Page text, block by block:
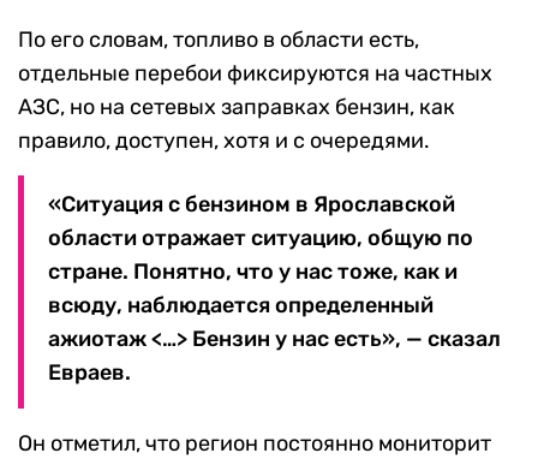
По его словам, топливо в области есть,
отдельные перебои фиксируются на частных
АЗС, но на сетевых заправках бензин, как
правило, доступен, хотя и с очередями.
«Ситуация с бензином в Ярославской
области отражает ситуацию, общую по
стране. Понятно, что у нас тоже, как и
всюду, наблюдается определенный
ажиотаж <…> Бензин у нас есть», — сказал
Евраев.
Он отметил, что регион постоянно мониторит